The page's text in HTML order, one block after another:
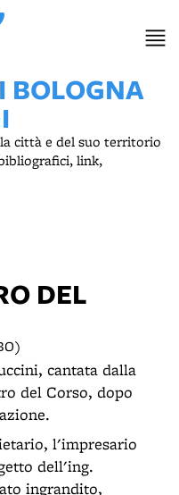
BOLOGNA
città e del suo territorio
link,
DEL
cantata dalla
del Corso, dopo
l'impresario
dell'ing.
ingrandito,